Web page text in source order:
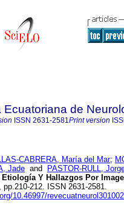
Ecuatoriana de
ISSN 2631-2581Print version
CABRERA, María del Mar;
Jade and PASTOR-RULL,
Etiología Y Hallazgos Por
pp.210-212. ISSN 2631-2581.
10.46997/